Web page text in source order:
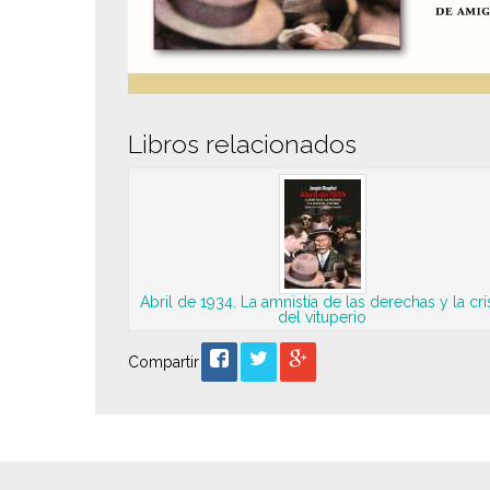
Libros relacionados
Abril de 1934. La amnistía de las derechas y la
del vituperio
Compartir